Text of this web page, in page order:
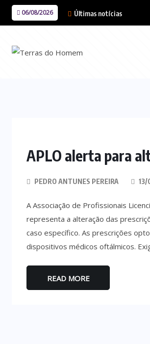
06/08/2026 Últimas notícias
APLO alerta para
PEDRO ANTUNES PEREIRA 13/
A Associação de Profissionais
representa a alteração das
caso específico. As prescrições
dispositivos médicos oftálmicos.
READ MORE